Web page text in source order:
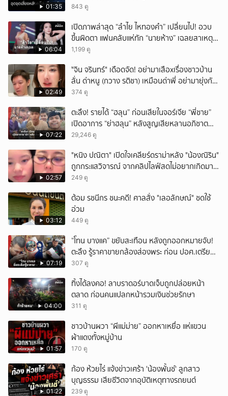
01:35 843 ดู
06:04
เปิดภาพล่าสุด “ลำไย ไหทองคำ” เปลี่ยนไป! อวบ
ขึ้นผิดตา แฟนคลับแห่ทัก “นายห้าง” เฉลยสาเหตุ
ชัด!
1,199 ดู
02:49
ั่"จิน จรินทร์" เดือดจัด! อย่ามาเสือxเรื่องชาวบ้าน
ลั่น ด่าหนู (กวาง รติชา) เหมือนด่าพี่ อย่ามายุ่งกับ
คนของผม จบ!!!
374 ดู
07:22
ตะลึง! รายได้ “ฮลุน” ก่อนเสียในจอร์เจีย “พี่ชาย”
เปิดอาการ “ย่าฮลุน” หลังสูญเสียหลานอภิชาต
บุตร!
29,246 ดู
02:57
"หนิง ปณิตา" เปิดใจเคลียร์ดราม่าหลัง "น้องณิริน"
ถูกกระแสวิจารณ์ จากคลิปไลฟ์สดไม่อยากเกิดมา
หน้าเหมือนพ่อ
249 ดู
03:12
ต้อม รชนีกร ชนะคดี! ศาลสั่ง "เลอลักษณ์" ชดใช้
อ่วม
449 ดู
07:19
“โทน บางแค” ขยับสะเทือน หลังถูกออกหมายจับ!
ตะลึง รู้ราคาขายกล้องส่องพระ ก่อน ปอศ.เตรียม
บุกรวบ?
307 ดู
04:00
ทิ้งได้ลงคอ! ลาบราดอร์บาดเจ็บถูกปล่อยหน้า
ตลาด ก่อนคนแปลกหน้ารวมเงินช่วยรักษา
311 ดู
01:57
ชาวบ้านผวา “ผีแม่ม่าย” ออกหาเหยื่อ แห่แขวน
ผ้าแดงทั้งหมู่บ้าน
170 ดู
01:22
ก้อง ห้วยไร่ แจ้งข่าวเศร้า 'น้องพั้นช์' ลูกสาว
บุญธรรม เสียชีวิตจากอุบัติเหตุทางรถยนต์
239 ดู